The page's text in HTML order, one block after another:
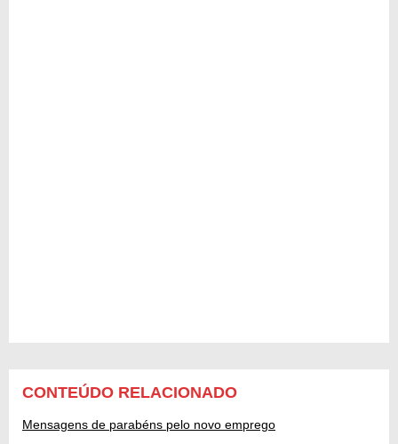
CONTEÚDO RELACIONADO
Mensagens de parabéns pelo novo emprego